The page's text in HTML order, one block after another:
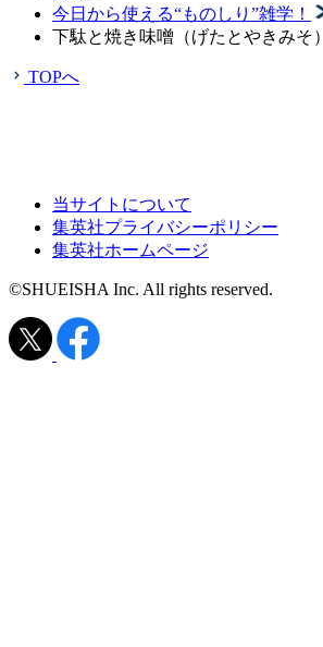
今日から使える“ものしり”雑学！
下駄と焼き味噌（げたとやきみそ）
TOPへ
当サイトについて
集英社プライバシーポリシー
集英社ホームページ
©SHUEISHA Inc. All rights reserved.